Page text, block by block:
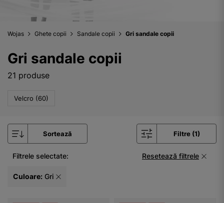
Wojas Ghete copii Sandale copii Gri sandale copii
Gri sandale copii
21 produse
Velcro (60)
Sortează Filtre (1)
Filtrele selectate: Resetează filtrele
Culoare: Gri